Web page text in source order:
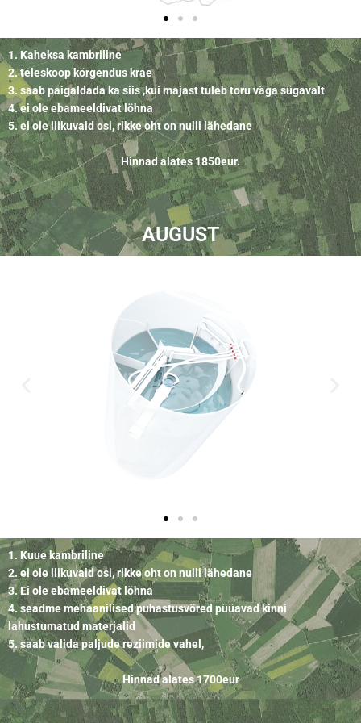
1. Kaheksa kambriline
2. teleskoop körgendus krae
3. saab paigaldada ka siis ,kui majast tuleb toru väga sügavalt
4. ei ole ebameeldivat löhna
5. ei ole liikuvaid osi, rikke oht on nulli lähedane
Hinnad alates 1850eur.
AUGUST
1. Kuue kambriline
2. ei ole liikuvaid osi, rikke oht on nulli lähedane
3. Ei ole ebameeldivat löhna
4. seadme mehaanilised puhastusvöred püüavad kinni
lahustumatud materjalid
5. saab valida paljude reziimide vahel,
Hinnad alates 1700eur